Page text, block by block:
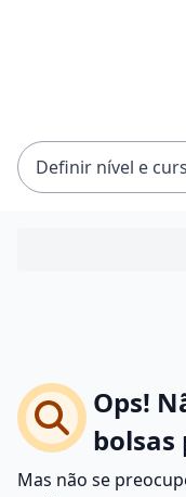
Definir nível e
Ops!
bolsas
Mas não se